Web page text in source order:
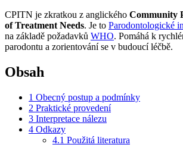
CPITN je zkratkou z anglického Community
of Treatment Needs. Je to Parodontologické
na základě požadavků WHO. Pomáhá k
parodontu a zorientování se v budoucí léčbě.
Obsah
1 Obecný postup a podmínky
2 Praktické provedení
3 Interpretace nálezu
4 Odkazy
4.1 Použitá literatura